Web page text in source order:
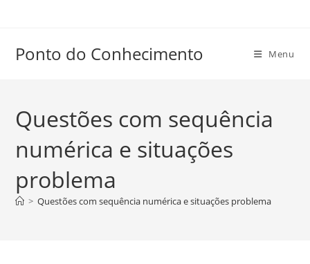
conteúdo
Ponto do Conhecimento Menu
Questões com sequência
numérica e situações
problema
> Questões com sequência numérica e situações problema